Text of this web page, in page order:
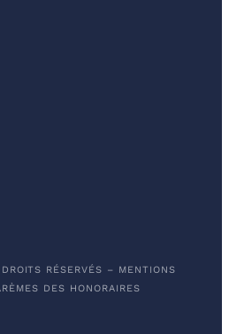
RÉSERVÉS – MENTIONS
DES HONORAIRES